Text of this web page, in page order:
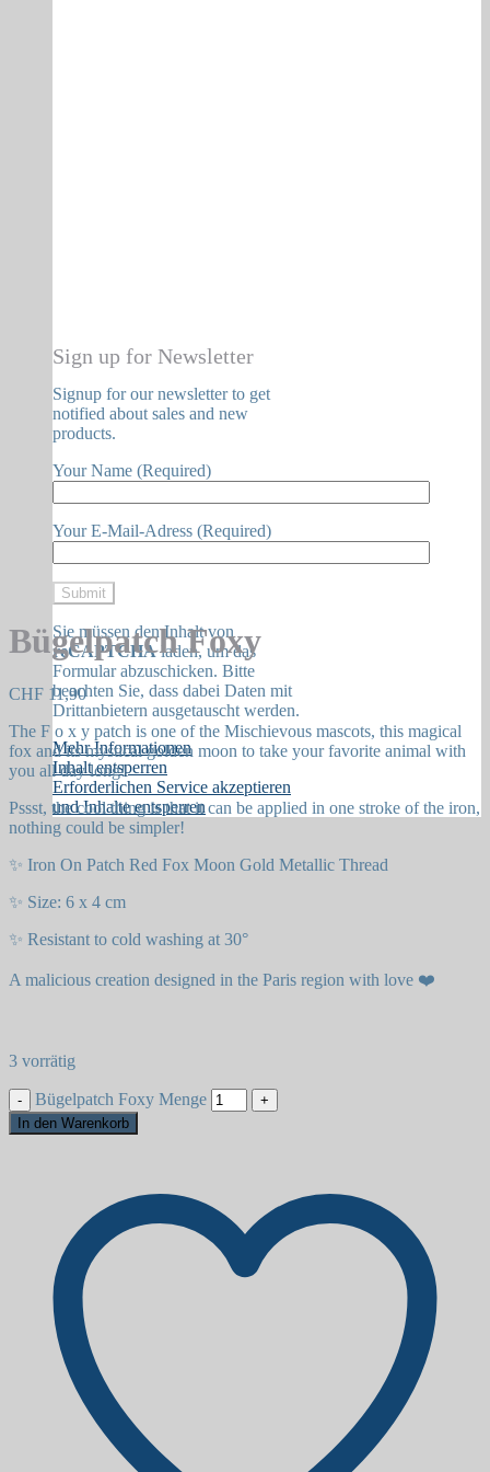
Sign up for Newsletter
Signup for our newsletter to get
notified about sales and new
products.
Your Name (Required)
Your E-Mail-Adress (Required)
Sie müssen den Inhalt von
reCAPTCHAladen, um das
Formular abzuschicken. Bitte
beachten Sie, dass dabei Daten mit
Drittanbietern ausgetauscht werden.
Mehr Informationen
Inhalt entsperren
Erforderlichen Service akzeptieren
und Inhalte entsperren
Bügelpatch Foxy
CHF 11,90
The F o x y patch is one of the Mischievous mascots, this magical
fox and its mystical golden moon to take your favorite animal with
you all day long!
Pssst, the cool thing is that it can be applied in one stroke of the iron,
nothing could be simpler!
✨ Iron On Patch Red Fox Moon Gold Metallic Thread
✨ Size: 6 x 4 cm
✨ Resistant to cold washing at 30°
A malicious creation designed in the Paris region with love ❤️
3 vorrätig
Bügelpatch Foxy Menge
In den Warenkorb